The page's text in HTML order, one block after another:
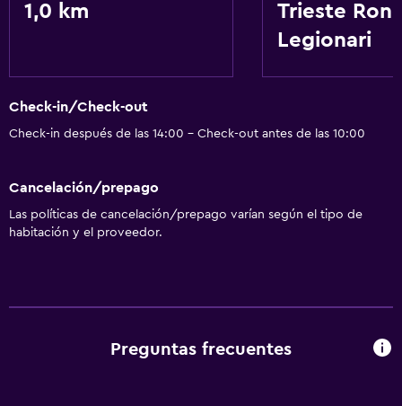
1,0 km
Trieste
Legionari
Check-in/Check-out
Check-in después de las 14:00 - Check-out antes de las 10:00
Cancelación/prepago
Las políticas de cancelación/prepago varían según el tipo de
habitación y el proveedor.
Preguntas frecuentes